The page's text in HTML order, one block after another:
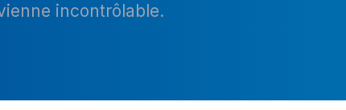
incontrôlable.